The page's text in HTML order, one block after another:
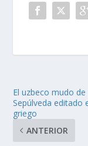
El uzbeco mudo de
Sepúlveda editado
griego
ANTERIOR